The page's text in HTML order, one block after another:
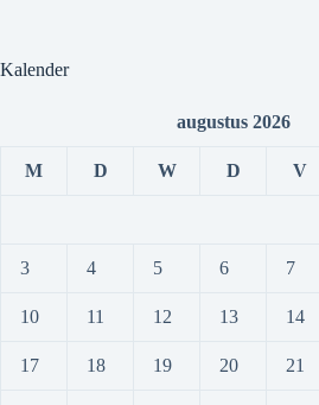
Kalender
augustus 2026
M D W D V
3 4 5 6 7
10 11 12 13 14
17 18 19 20 21